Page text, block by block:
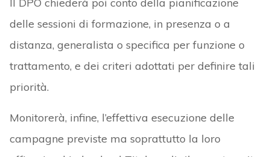
delle sessioni di formazione, in presenza o a
distanza, generalista o specifica per funzione o
trattamento, e dei criteri adottati per definire tali
priorità.
Monitorerà, infine, l’effettiva esecuzione delle
campagne previste ma soprattutto la loro